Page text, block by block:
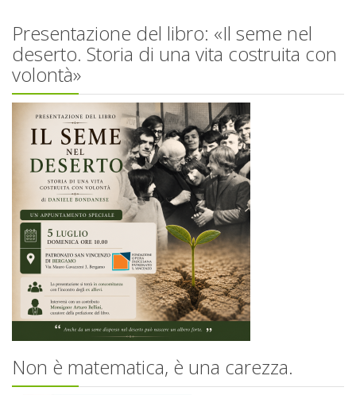
Presentazione del libro: «Il seme nel
deserto. Storia di una vita costruita con
volontà»
Non è matematica, è una carezza.